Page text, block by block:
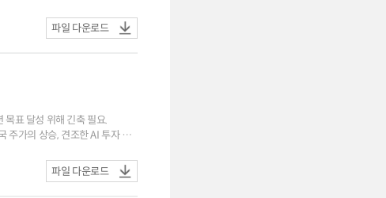
★★, 낮음★). 전월대비 변화는
파일 다운로드
표 달성 위해 긴축 필요.
파일 다운로드